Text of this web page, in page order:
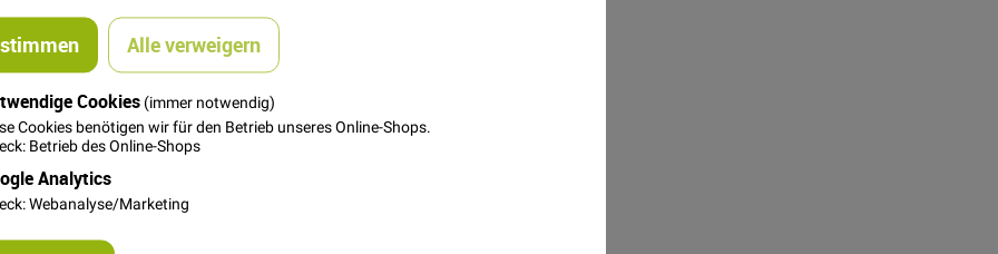
Alle verweigern
Cookies (immer notwendig)
Cookies benötigen wir für den Betrieb unseres Online-Shops.
Betrieb des Online-Shops
Analytics
Webanalyse/Marketing
für die Formstabilität. Das Bündchen ist als Strickschlauch
verarbeitet man das Bündchen doppelt, so hat man die